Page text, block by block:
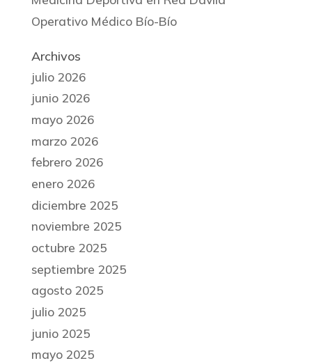
Operativo Médico Bío-Bío
Archivos
julio 2026
junio 2026
mayo 2026
marzo 2026
febrero 2026
enero 2026
diciembre 2025
noviembre 2025
octubre 2025
septiembre 2025
agosto 2025
julio 2025
junio 2025
mayo 2025